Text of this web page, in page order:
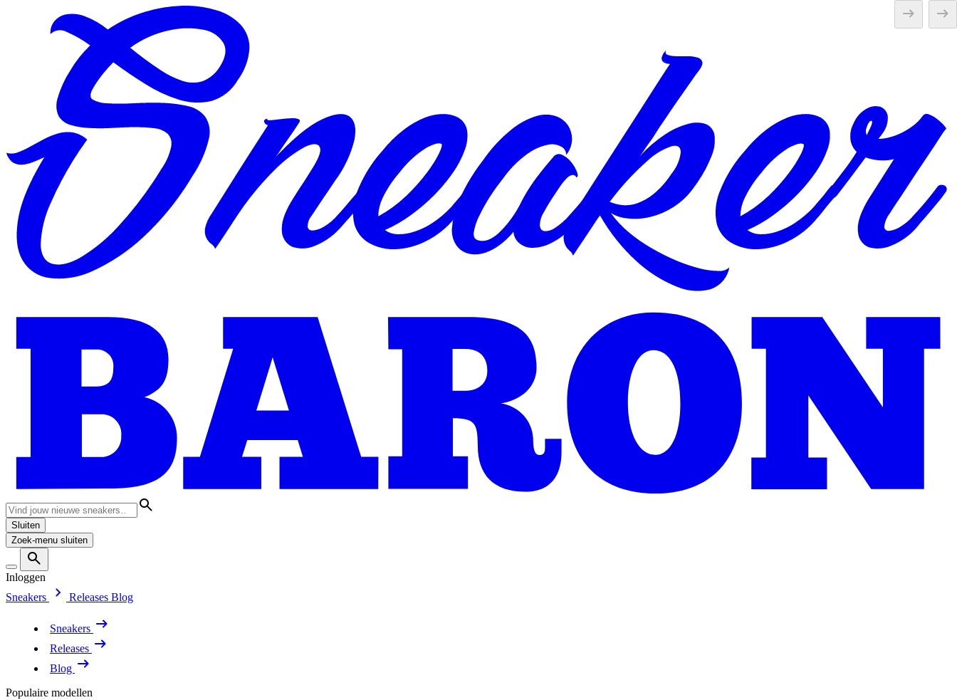
Sluiten
Zoek-menu sluiten
Inloggen
Sneakers
Releases Blog
Sneakers
Releases
Blog
Populaire modellen